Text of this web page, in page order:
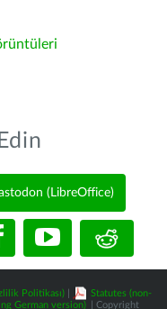
(LibreOffice)
Politikası)
Statutes (non-
German version) | Copyright